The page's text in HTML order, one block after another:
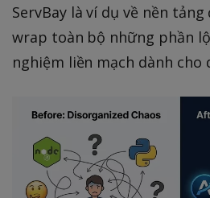
ServBay là ví dụ về nền
wrap toàn bộ những phần
nghiệm liền mạch dành cho